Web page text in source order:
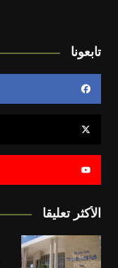
تابعونا
الأكثر تعليقا